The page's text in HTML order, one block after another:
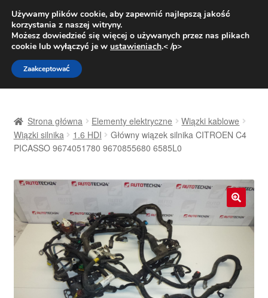
DOSTAWA od 31 zł
Pn.-pt. 9:00-16:00800 003 167
Przejdź
do
nawigacji
Przejdź
do
treści
Dostawa
Kontakt
Moje konto
O nas
Strona główna Elementy elektryczne
Wiązki kablowe
Wiązki silnika
1.6 HDI
Główny wiązek silnika CITROEN C4
PICASSO 9674051780 9670855680 6585L0
🔍
Używamy plików cookie, aby zapewnić najlepszą jakość
korzystania z naszej witryny.
Możesz dowiedzieć się więcej o używanych przez nas plikach
cookie lub wyłączyć je w ustawieniach.< /p>
Zaakceptować